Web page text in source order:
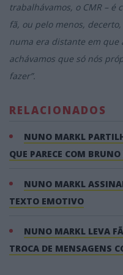
trabalhávamos, o CMR – é
fã, ou pelo menos,
numa era distante em que
achávamos que só nós
fazer”.
RELACIONADOS
NUNO MARKL
QUE PARECE COM
NUNO MARKL
TEXTO EMOTIVO
NUNO MARKL LEVA
TROCA DE MENSAGENS